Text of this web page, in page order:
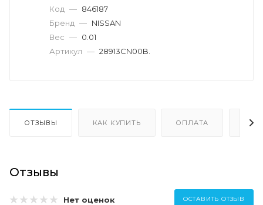
Код — 846187
Бренд — NISSAN
Вес — 0.01
Артикул — 28913CN00B.
ОТЗЫВЫ КАК КУПИТЬ ОПЛАТА
Отзывы
Нет оценок ОСТАВИТЬ ОТЗЫВ